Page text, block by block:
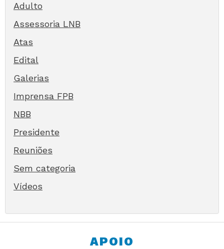
Adulto
Assessoria LNB
Atas
Edital
Galerias
Imprensa FPB
NBB
Presidente
Reuniões
Sem categoria
Vídeos
APOIO